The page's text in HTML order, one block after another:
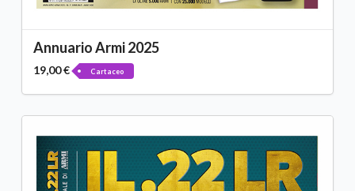
Annuario Armi 2025
19,00 € Cartaceo